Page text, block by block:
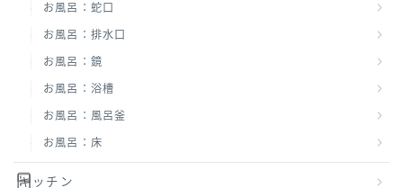
お風呂：蛇口
お風呂：排水口
お風呂：鏡
お風呂：浴槽
お風呂：風呂釜
お風呂：床
キッチン